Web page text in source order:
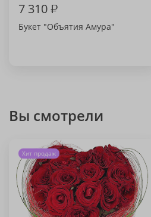
7 310₽
Букет "Объятия Амура"
Вы смотрели
Хит продаж